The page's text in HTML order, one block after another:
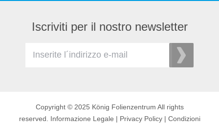
Iscriviti per il nostro newsletter
Copyright © 2025 König Folienzentrum All rights
reserved. Informazione Legale | Privacy Policy| Condizioni